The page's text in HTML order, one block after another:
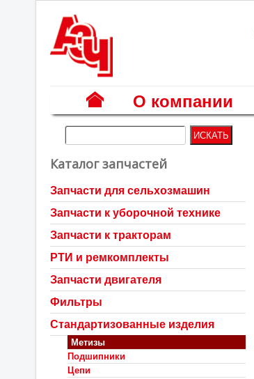
Г
л
а
в
н
а
я
О компании
Каталог запчастей
Запчасти для сельхозмашин
Запчасти к уборочной технике
Запчасти к тракторам
РТИ и ремкомплекты
Запчасти двигателя
Фильтры
Стандартизованные изделия
Метизы
Подшипники
Цепи